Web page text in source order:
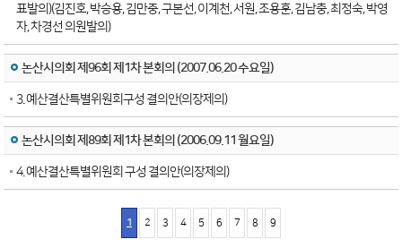
표발의)(김진호, 박승용, 김만중, 구본선, 이계천, 서원, 조용훈, 김남충, 최정숙, 박영
자, 차경선 의원발의)
논산시의회 제96회 제1차 본회의 (2007.06.20 수요일)
3. 예산결산특별위원회구성 결의안(의장제의)
논산시의회 제89회 제1차 본회의 (2006.09.11 월요일)
4. 예산결산특별위원회 구성 결의안(의장제의)
1 2 3 4 5 6 7 8 9